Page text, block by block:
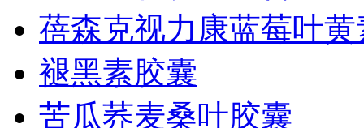
蓓森克视力康蓝莓叶
褪黑素胶囊
苦瓜荞麦桑叶胶囊